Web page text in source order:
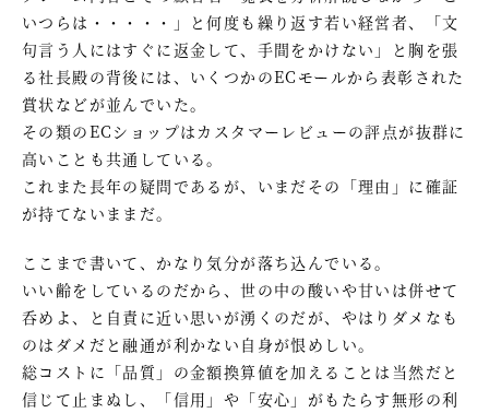
いつらは・・・・・」と何度も繰り返す若い経営者、「文
句言う人にはすぐに返金して、手間をかけない」と胸を張
る社長殿の背後には、いくつかのECモールから表彰された
賞状などが並んでいた。
その類のECショップはカスタマーレビューの評点が抜群に
高いことも共通している。
これまた長年の疑問であるが、いまだその「理由」に確証
が持てないままだ。
ここまで書いて、かなり気分が落ち込んでいる。
いい齢をしているのだから、世の中の酸いや甘いは併せて
呑めよ、と自責に近い思いが湧くのだが、やはりダメなも
のはダメだと融通が利かない自身が恨めしい。
総コストに「品質」の金額換算値を加えることは当然だと
信じて止まぬし、「信用」や「安心」がもたらす無形の利